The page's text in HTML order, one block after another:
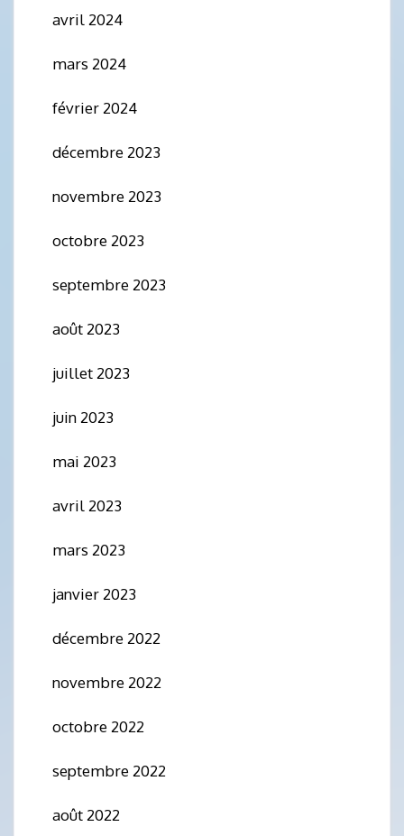
avril 2024
mars 2024
février 2024
décembre 2023
novembre 2023
octobre 2023
septembre 2023
août 2023
juillet 2023
juin 2023
mai 2023
avril 2023
mars 2023
janvier 2023
décembre 2022
novembre 2022
octobre 2022
septembre 2022
août 2022